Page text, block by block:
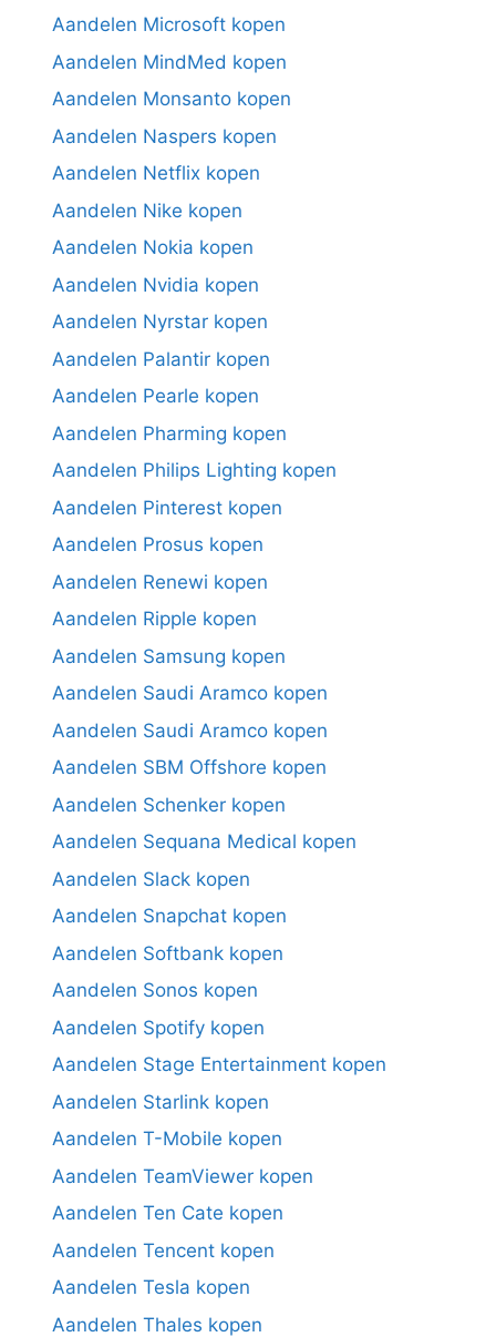
Aandelen Microsoft kopen
Aandelen MindMed kopen
Aandelen Monsanto kopen
Aandelen Naspers kopen
Aandelen Netflix kopen
Aandelen Nike kopen
Aandelen Nokia kopen
Aandelen Nvidia kopen
Aandelen Nyrstar kopen
Aandelen Palantir kopen
Aandelen Pearle kopen
Aandelen Pharming kopen
Aandelen Philips Lighting kopen
Aandelen Pinterest kopen
Aandelen Prosus kopen
Aandelen Renewi kopen
Aandelen Ripple kopen
Aandelen Samsung kopen
Aandelen Saudi Aramco kopen
Aandelen Saudi Aramco kopen
Aandelen SBM Offshore kopen
Aandelen Schenker kopen
Aandelen Sequana Medical kopen
Aandelen Slack kopen
Aandelen Snapchat kopen
Aandelen Softbank kopen
Aandelen Sonos kopen
Aandelen Spotify kopen
Aandelen Stage Entertainment kopen
Aandelen Starlink kopen
Aandelen T-Mobile kopen
Aandelen TeamViewer kopen
Aandelen Ten Cate kopen
Aandelen Tencent kopen
Aandelen Tesla kopen
Aandelen Thales kopen